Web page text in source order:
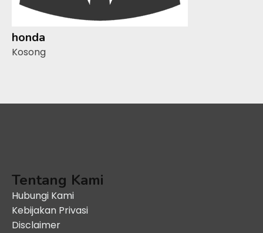
honda
Kosong
Tentang Kami
Hubungi Kami
Kebijakan Privasi
Disclaimer